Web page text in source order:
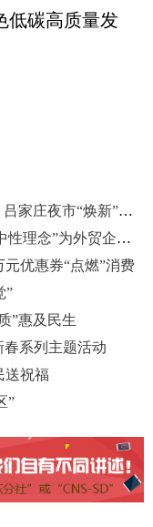
低碳高质量发
青岛市城阳区以艺术元素点亮“夜经济” 吕家庄夜市“焕新”亮相
农行青岛分行多措并举推广汇率风险“中性理念”为外贸企业护航
优惠券“点燃”消费
”
”惠及民生
春系列主题活动
送祝福
”